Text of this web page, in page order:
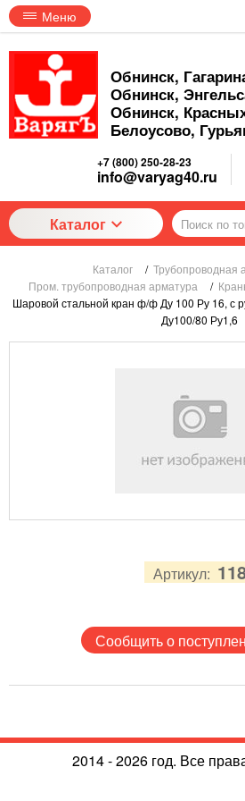
Меню
Обнинск,
Обнинск,
Обнинск,
Белоусово,
+7 (800) 250-28-23
info@varyag40.ru
Каталог
Каталог / Трубопроводная
Пром. трубопроводная арматура
/
Шаровой стальной кран ф/ф Ду 100 Ру 16, с
Ду100/80 Ру1,6
Артикул:
Сообщить о
2014 - 2026 год. Все